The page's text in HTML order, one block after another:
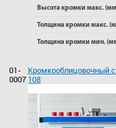
Высота кромки макс.
Толщина кромки макс.
Толщина кромки мин.
01-
0007
Кромкооблицовочный
108